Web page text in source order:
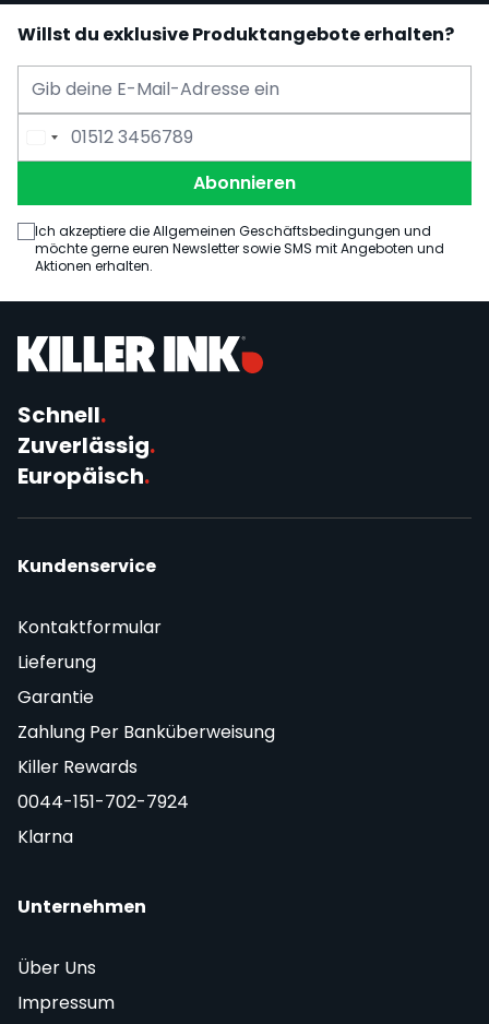
Willst du exklusive Produktangebote erhalten?
E-Mail Adresse
Telefonnummer
Abonnieren
Ich akzeptiere die Allgemeinen Geschäftsbedingungen und
möchte gerne euren Newsletter sowie SMS mit Angeboten und
Aktionen erhalten.
Schnell.
Zuverlässig.
Europäisch.
Kundenservice
Kontaktformular
Lieferung
Garantie
Zahlung Per Banküberweisung
Killer Rewards
0044-151-702-7924
Klarna
Unternehmen
Über Uns
Impressum